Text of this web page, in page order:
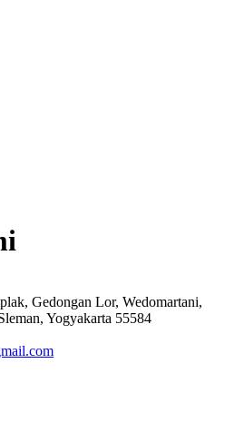
Gedongan Lor, Wedomartani,
Yogyakarta 55584